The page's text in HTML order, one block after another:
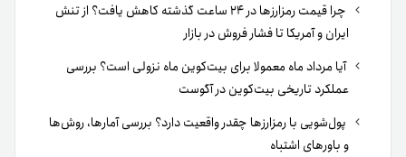
چرا قیمت رمزارزها در ۲۴ ساعت گذشته کاهش یافت؟ از تنش
ایران و آمریکا تا فشار فروش در بازار
آیا مرداد ماه معمولا برای بیت‌کوین ماه نزولی است؟ بررسی
عملکرد تاریخی بیت‌کوین در آگوست
پول‌شویی با رمزارزها چقدر واقعیت دارد؟ بررسی آمارها، روش‌ها
و باورهای اشتباه